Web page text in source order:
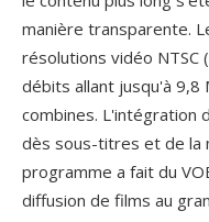
manière transparente.
résolutions vidéo NTSC
débits allant jusqu'à 9,8
combines. L'intégration
dès sous-titres et de la
programme a fait du
diffusion de films au